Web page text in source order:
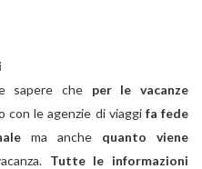
sapere che per le vacanze
con le agenzie di viaggi fa fede
ma anche quanto viene
Tutte le informazioni